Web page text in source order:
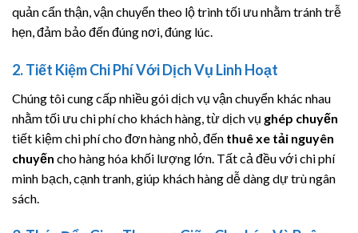
quản cẩn thận, vận chuyển theo lộ trình tối ưu nhằm tránh trễ
hẹn, đảm bảo đến đúng nơi, đúng lúc.
2. Tiết Kiệm Chi Phí Với Dịch Vụ Linh Hoạt
Chúng tôi cung cấp nhiều gói dịch vụ vận chuyển khác nhau
nhằm tối ưu chi phí cho khách hàng, từ dịch vụ ghép chuyến
tiết kiệm chi phí cho đơn hàng nhỏ, đến thuê xe tải nguyên
chuyến cho hàng hóa khối lượng lớn. Tất cả đều với chi phí
minh bạch, cạnh tranh, giúp khách hàng dễ dàng dự trù ngân
sách.